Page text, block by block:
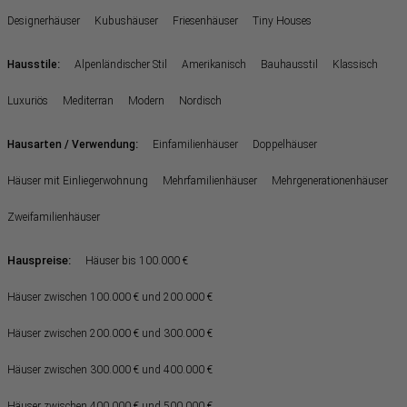
Designerhäuser Kubushäuser Friesenhäuser Tiny Houses
Hausstile: Alpenländischer Stil Amerikanisch Bauhausstil Klassisch
Luxuriös Mediterran Modern Nordisch
Hausarten / Verwendung: Einfamilienhäuser Doppelhäuser
Häuser mit Einliegerwohnung Mehrfamilienhäuser Mehrgenerationenhäuser
Zweifamilienhäuser
Hauspreise: Häuser bis 100.000 €
Häuser zwischen 100.000 € und 200.000 €
Häuser zwischen 200.000 € und 300.000 €
Häuser zwischen 300.000 € und 400.000 €